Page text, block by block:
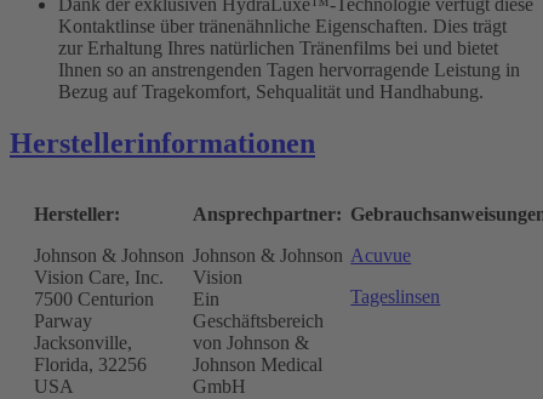
Dank der exklusiven HydraLuxe™-Technologie verfügt diese
Kontaktlinse über tränenähnliche Eigenschaften. Dies trägt
zur Erhaltung Ihres natürlichen Tränenfilms bei und bietet
Ihnen so an anstrengenden Tagen hervorragende Leistung in
Bezug auf Tragekomfort, Sehqualität und Handhabung.
Herstellerinformationen
Hersteller:
Johnson & Johnson
Vision Care, Inc.
7500 Centurion
Parway
Jacksonville,
Florida, 32256
USA
Ansprechpartner:
Johnson & Johnson
Vision
Ein
Geschäftsbereich
von Johnson &
Johnson Medical
GmbH
Acuvue
Tageslinsen